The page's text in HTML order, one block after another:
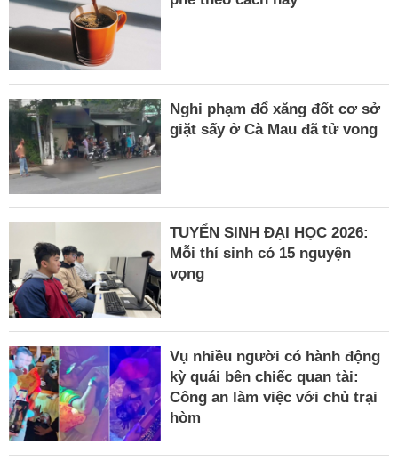
Nghi phạm đổ xăng đốt cơ sở
giặt sấy ở Cà Mau đã tử vong
TUYỂN SINH ĐẠI HỌC 2026:
Mỗi thí sinh có 15 nguyện
vọng
Vụ nhiều người có hành động
kỳ quái bên chiếc quan tài:
Công an làm việc với chủ trại
hòm